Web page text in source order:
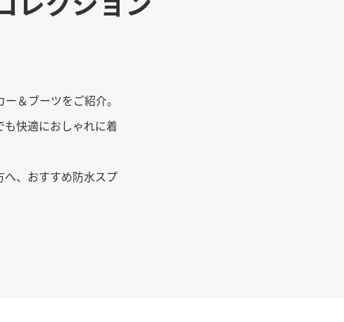
＆ブーツをご紹介。
快適におしゃれに着
、おすすめ防水スプ